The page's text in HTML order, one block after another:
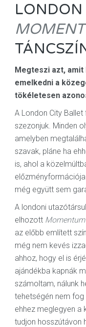
LONDON
Megteszi azt, amit
emelkedni a
tökéletesen
A London City
szezonjuk. Minden
amelyben
szavak, pláne ha
is, ahol a
még együtt sem
A londoni
elhozott Momentum
az előbb említett
még nem kevés
ahhoz, hogy el is
ajándékba kapnák
számoltam, nálunk
tehetségén nem fog
ehhez meglegyen a
tudjon hosszútávon